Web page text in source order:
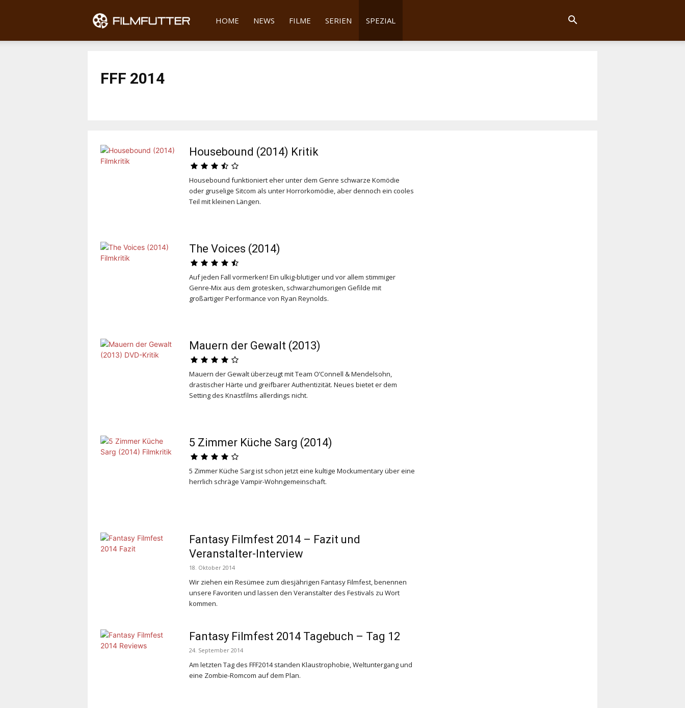
Filmfutter
HOME NEWS FILME SERIEN SPEZIAL
FFF 2014
Housebound (2014) Kritik
Housebound funktioniert eher unter dem Genre schwarze Komödie
oder gruselige Sitcom als unter Horrorkomödie, aber dennoch ein cooles
Teil mit kleinen Längen.
The Voices (2014)
Auf jeden Fall vormerken! Ein ulkig-blutiger und vor allem stimmiger
Genre-Mix aus dem grotesken, schwarzhumorigen Gefilde mit
großartiger Performance von Ryan Reynolds.
Mauern der Gewalt (2013)
Mauern der Gewaltüberzeugt mit Team O’Connell & Mendelsohn,
drastischer Härte und greifbarer Authentizität. Neues bietet er dem
Setting des Knastfilms allerdings nicht.
5 Zimmer Küche Sarg (2014)
5 Zimmer Küche Sargist schon jetzt eine kultige Mockumentary über eine
herrlich schräge Vampir-Wohngemeinschaft.
Fantasy Filmfest 2014 – Fazit und
Veranstalter-Interview
18. Oktober 2014
Wir ziehen ein Resümee zum diesjährigen Fantasy Filmfest, benennen
unsere Favoriten und lassen den Veranstalter des Festivals zu Wort
kommen.
Fantasy Filmfest 2014 Tagebuch – Tag 12
24. September 2014
Am letzten Tag des FFF2014 standen Klaustrophobie, Weltuntergang und
eine Zombie-Romcom auf dem Plan.